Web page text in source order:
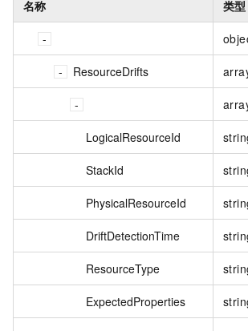
名称 类型
ResourceDrifts
LogicalResourceId
StackId
PhysicalResourceId
DriftDetectionTime
ResourceType
ExpectedProperties